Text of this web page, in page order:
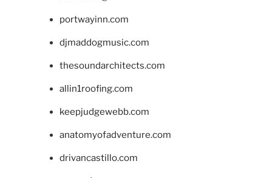
portwayinn.com
djmaddogmusic.com
thesoundarchitects.com
allin1roofing.com
keepjudgewebb.com
anatomyofadventure.com
drivancastillo.com